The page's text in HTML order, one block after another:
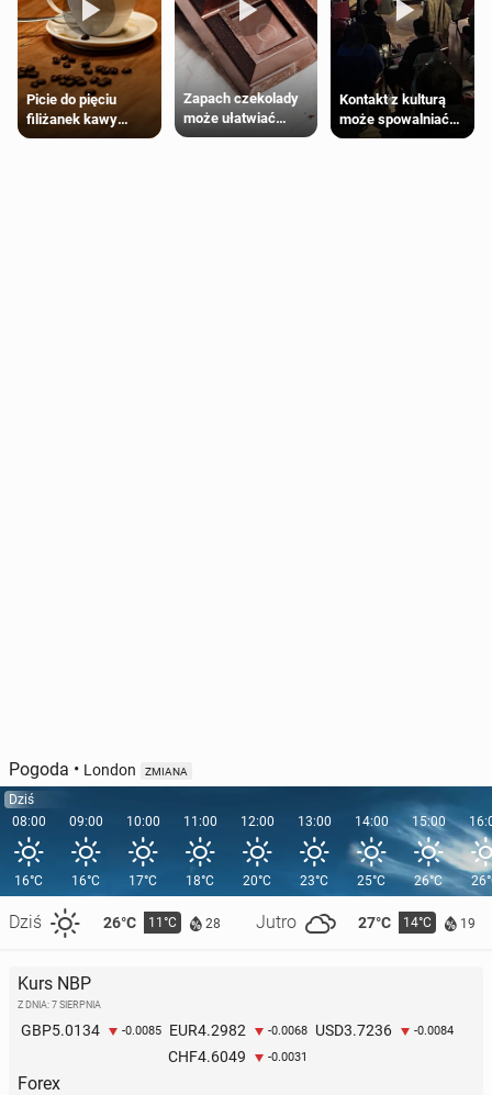
Picie do pięciu
filiżanek kawy
dziennie jest
Zapach czekolady
może ułatwiać
trening siłowy
Kontakt z kulturą
może spowalniać
starzenie
Pogoda • London ZMIANA
Dziś
08:00
16°C
Dziś 26°C 11°C 28 Jutro 27°C 14°C 19
09:00
16°C
10:00
17°C
11:00
18°C
12:00
20°C
13:00
23°C
14:00
25°C
15:00
26°C
Kurs NBP
Z DNIA: 7 SIERPNIA
GBP5.0134 -0.0085 EUR4.2982 -0.0068 USD3.7236 -0.0084
CHF4.6049 -0.0031
Forex